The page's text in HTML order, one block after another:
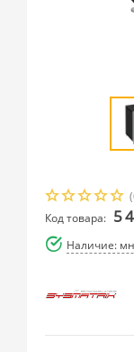
Код товара:
Наличие: